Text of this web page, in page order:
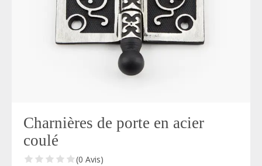
Charnières de porte en acier
coulé
(0 Avis)